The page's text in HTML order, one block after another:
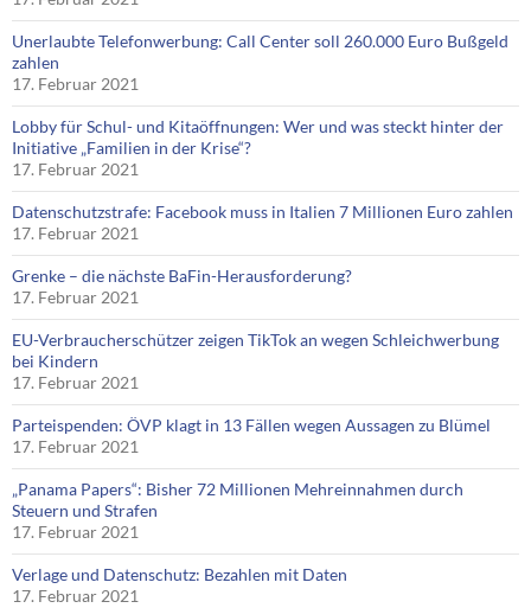
Unerlaubte Telefonwerbung: Call Center soll 260.000 Euro Bußgeld
zahlen
17. Februar 2021
Lobby für Schul- und Kitaöffnungen: Wer und was steckt hinter der
Initiative „Familien in der Krise“?
17. Februar 2021
Datenschutzstrafe: Facebook muss in Italien 7 Millionen Euro zahlen
17. Februar 2021
Grenke – die nächste BaFin-Herausforderung?
17. Februar 2021
EU-Verbraucherschützer zeigen TikTok an wegen Schleichwerbung
bei Kindern
17. Februar 2021
Parteispenden: ÖVP klagt in 13 Fällen wegen Aussagen zu Blümel
17. Februar 2021
„Panama Papers“: Bisher 72 Millionen Mehreinnahmen durch
Steuern und Strafen
17. Februar 2021
Verlage und Datenschutz: Bezahlen mit Daten
17. Februar 2021